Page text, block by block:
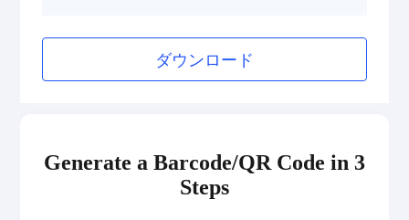
ダウンロード
Generate a Barcode/QR Code in 3
Steps